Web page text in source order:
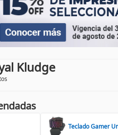
Kludge
Teclado Gamer